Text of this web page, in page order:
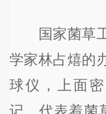
国家菌草工
学家林占熺的
球仪，上面
记，代表着菌